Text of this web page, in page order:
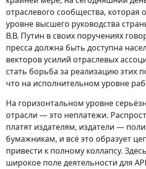
отраслевого сообщества, которая
уровне высшего руководства
В.В. Путин в своих поручениях
пресса должна быть доступна
векторов усилий отраслевых
стать борьба за реализацию этих
что на исполнительном уровне
На горизонтальном уровне
отрасли — это неплатежи.
платят издателям, издатели —
бумажникам, и всё это образует
привести к полному коллапсу.
широкое поле деятельности для